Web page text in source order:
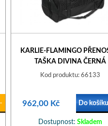
KARLIE-FLAMINGO
TAŠKA DIVINA ČERNÁ
50X28X30CM
Kod produktu: 66133
962,00 Kč Do košíku
Dostupnost: Skladem